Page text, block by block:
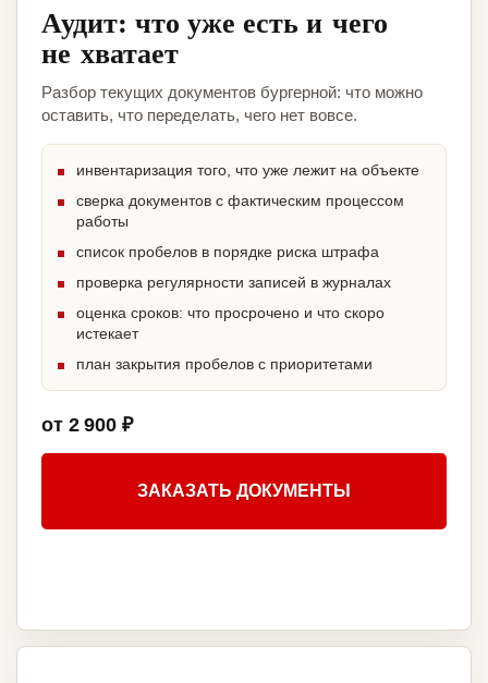
Аудит: что уже есть и чего
не хватает
Разбор текущих документов бургерной: что можно
оставить, что переделать, чего нет вовсе.
инвентаризация того, что уже лежит на объекте
сверка документов с фактическим процессом
работы
список пробелов в порядке риска штрафа
проверка регулярности записей в журналах
оценка сроков: что просрочено и что скоро
истекает
план закрытия пробелов с приоритетами
от 2 900 ₽
ЗАКАЗАТЬ ДОКУМЕНТЫ